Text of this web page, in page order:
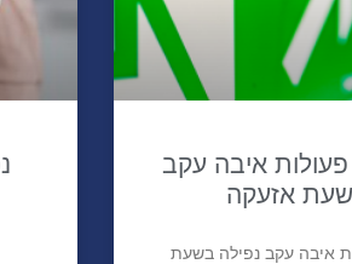
איבה עקב
אזעקה
איבה עקב נפילה בשעת